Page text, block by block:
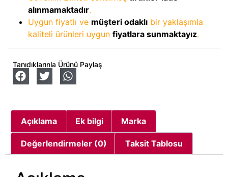
alınmamaktadır.
Uygun fiyatlı ve müşteri odaklı bir yaklaşımla
kaliteli ürünleri uygun fiyatlara sunmaktayız.
Tanıdıklarınla Ürünü Paylaş
Açıklama Ek bilgi Marka
Değerlendirmeler (0) Taksit Tablosu